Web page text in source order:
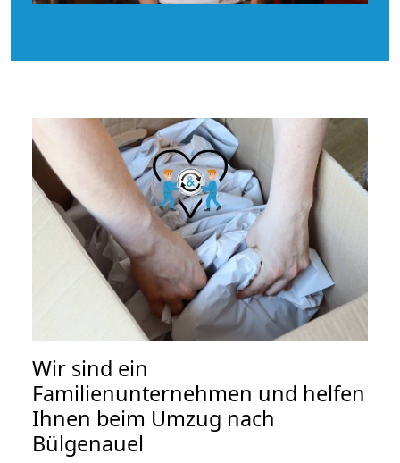
Wir sind ein
Familienunternehmen und helfen
Ihnen beim Umzug nach
Bülgenauel